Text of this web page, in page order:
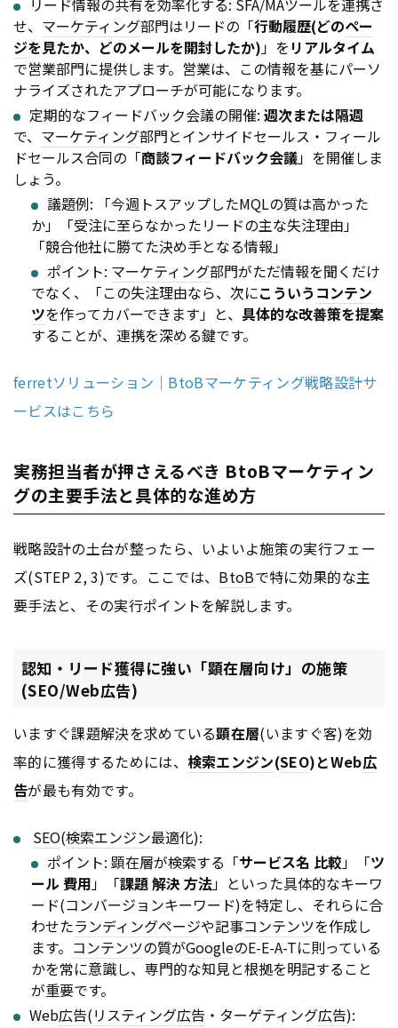
リード情報の共有を効率化する: SFA/MAツールを連携さ
せ、 マーケティング部門はリードの「行動履歴(どのペー
ジを見たか、どのメールを開封したか)」を リアルタイム
で営業部門に提供します。営業は、この情報を基にパーソ
ナライズされたアプローチが可能になります。
定期的なフィードバック会議の開催: 週次または隔週
で、 マーケティング部門とインサイドセールス・フィール
ドセールス合同の「商談フィードバック会議」を開催しま
しょう。
議題例: 「今週トスアップしたMQLの質は高かった
か」「受注に至らなかったリードの主な失注理由」
「競合他社に勝てた決め手となる情報」
ポイント: マーケティング部門がただ情報を聞くだけ
でなく、「この失注理由なら、次にこういうコンテン
ツを作ってカバーできます」と、 具体的な改善策を提案
することが、連携を深める鍵です。
ferretソリューション｜BtoBマーケティング戦略設計サ
ービスはこちら
実務担当者が押さえるべき BtoBマーケティン
グの主要手法と具体的な進め方
戦略設計の土台が整ったら、いよいよ施策の実行フェー
ズ(STEP 2, 3)です。ここでは、 BtoBで特に効果的な主
要手法と、その実行ポイントを解説します。
認知・リード獲得に強い「顕在層向け」の施策
(SEO/Web広告)
いますぐ課題解決を求めている顕在層(いますぐ客)を効
率的に獲得するためには、 検索エンジン(SEO)とWeb広
告が最も有効です。
SEO(検索エンジン最適化):
ポイント: 顕在層が検索する「サービス名 比較」「ツ
ール 費用」「課題 解決 方法」といった具体的なキーワ
ード(コンバージョンキーワード)を特定し、それらに合
わせたランディングページや記事コンテンツを作成し
ます。 コンテンツの質がGoogleのE-E-A-Tに則っている
かを常に意識し、専門的な知見と根拠を明記すること
が重要です。
Web広告(リスティング広告 ・ターゲティング広告):